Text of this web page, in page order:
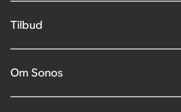
Tilbud
Om Sonos